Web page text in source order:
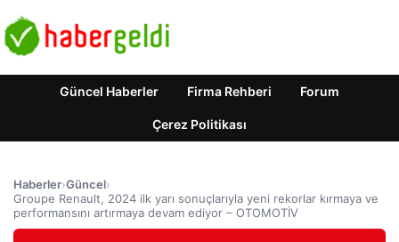
Güncel Haberler Firma Rehberi Forum
Çerez Politikası
Haberler›Güncel›
Groupe Renault, 2024 ilk yarı sonuçlarıyla yeni rekorlar kırmaya ve
performansını artırmaya devam ediyor – OTOMOTİV